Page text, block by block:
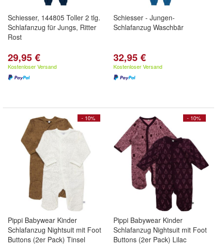
Schiesser, 144805 Toller 2 tlg.
Schlafanzug für Jungs, Ritter
Rost
29,95 €
Kostenloser Versand
Schiesser - Jungen-
Schlafanzug Waschbär
32,95 €
Kostenloser Versand
- 10%
Pippi Babywear Kinder
Schlafanzug Nightsuit mit Foot
Buttons (2er Pack) Tinsel
- 10%
Pippi Babywear Kinder
Schlafanzug Nightsuit mit Foot
Buttons (2er Pack) Lilac